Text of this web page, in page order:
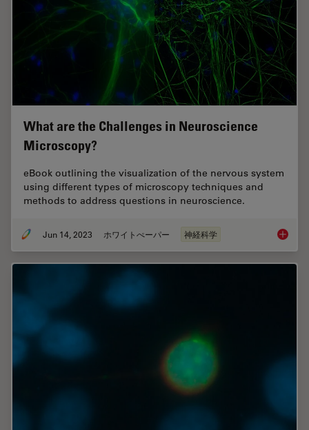
What are the Challenges in Neuroscience
Microscopy?
eBook outlining the visualization of the nervous system
using different types of microscopy techniques and
methods to address questions in neuroscience.
Jun 14, 2023 ホワイトぺーパー 神経科学 What